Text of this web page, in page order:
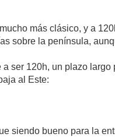
más clásico, y a
sobre la península,
a ser 120h, un plazo
al Este:
siendo bueno para la